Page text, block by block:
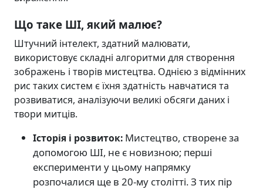
Що таке ШІ, який малює?
Штучний інтелект, здатний малювати,
використовує складні алгоритми для створення
зображень і творів мистецтва. Однією з відмінних
рис таких систем є їхня здатність навчатися та
розвиватися, аналізуючи великі обсяги даних і
твори митців.
Історія і розвиток: Мистецтво, створене за
допомогою ШІ, не є новизною; перші
експерименти у цьому напрямку
розпочалися ще в 20-му столітті. З тих пір